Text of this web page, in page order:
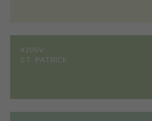
#205V
ST. PATRICK